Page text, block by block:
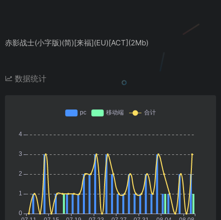
赤影战士(小字版)(简)[来福](EU)[ACT](2Mb)
数据统计